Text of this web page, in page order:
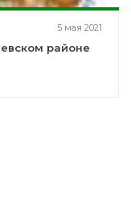
5 мая 2021
районе